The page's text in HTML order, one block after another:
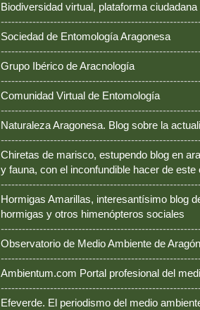
Biodiversidad virtual, plataforma ciudadana
Sociedad de Entomología Aragonesa
Grupo Ibérico de Aracnología
Comunidad Virtual de Entomología
Naturaleza Aragonesa. Blog sobre la
Chiretas de marisco, estupendo blog en
y fauna, con el inconfundible hacer de este
Hormigas Amarillas, interesantísimo blog
hormigas y otros himenópteros sociales
Observatorio de Medio Ambiente de Aragón
Ambientum.com Portal profesional del
Efeverde. El periodismo del medio